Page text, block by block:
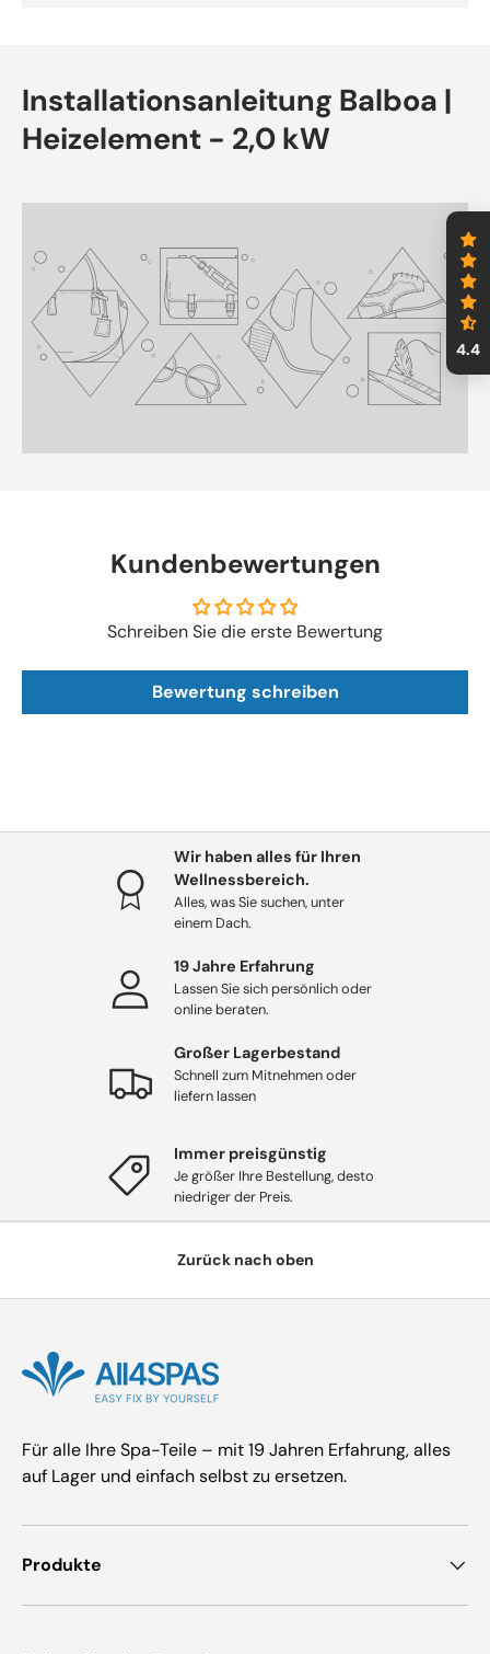
Installationsanleitung Balboa |
Heizelement - 2,0 kW
Kundenbewertungen
Schreiben Sie die erste Bewertung
Bewertung schreiben
Wir haben alles für Ihren
Wellnessbereich.
Alles, was Sie suchen, unter
einem Dach.
19 Jahre Erfahrung
Lassen Sie sich persönlich oder
online beraten.
Großer Lagerbestand
Schnell zum Mitnehmen oder
liefern lassen
Immer preisgünstig
Je größer Ihre Bestellung, desto
niedriger der Preis.
Zurück nach oben
Für alle Ihre Spa-Teile – mit 19 Jahren Erfahrung, alles
auf Lager und einfach selbst zu ersetzen.
Produkte
4.4